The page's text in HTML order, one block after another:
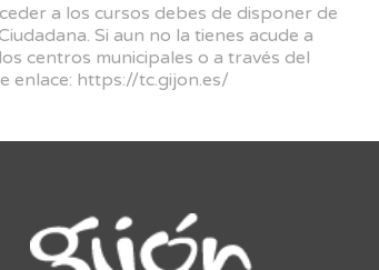
a los cursos debes de disponer de
Si aun no la tienes acude a
centros municipales o a través del
enlace: https://tc.gijon.es/